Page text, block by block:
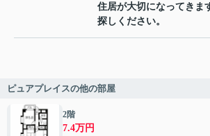
住居が大切になってきま
探しください。
ピュアプレイスの他の部屋
2階
7.4万円